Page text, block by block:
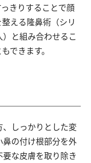
きりすることで顔
える隆鼻術（シリ
と組み合わせるこ
できます。
しっかりとした変
の付け根部分を外
な皮膚を取り除き